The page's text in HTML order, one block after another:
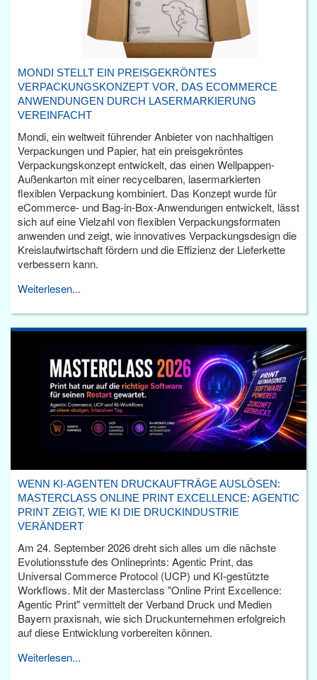
MONDI STELLT EIN PREISGEKRÖNTES
VERPACKUNGSKONZEPT VOR, DAS ECOMMERCE
ANWENDUNGEN DURCH LASERMARKIERUNG
VEREINFACHT
Mondi, ein weltweit führender Anbieter von nachhaltigen
Verpackungen und Papier, hat ein preisgekröntes
Verpackungskonzept entwickelt, das einen Wellpappen-
Außenkarton mit einer recycelbaren, lasermarkierten
flexiblen Verpackung kombiniert. Das Konzept wurde für
eCommerce- und Bag-in-Box-Anwendungen entwickelt, lässt
sich auf eine Vielzahl von flexiblen Verpackungsformaten
anwenden und zeigt, wie innovatives Verpackungsdesign die
Kreislaufwirtschaft fördern und die Effizienz der Lieferkette
verbessern kann.
Weiterlesen...
WENN KI-AGENTEN DRUCKAUFTRÄGE AUSLÖSEN:
MASTERCLASS ONLINE PRINT EXCELLENCE: AGENTIC
PRINT ZEIGT, WIE KI DIE DRUCKINDUSTRIE
VERÄNDERT
Am 24. September 2026 dreht sich alles um die nächste
Evolutionsstufe des Onlineprints: Agentic Print, das
Universal Commerce Protocol (UCP) und KI-gestützte
Workflows. Mit der Masterclass "Online Print Excellence:
Agentic Print" vermittelt der Verband Druck und Medien
Bayern praxisnah, wie sich Druckunternehmen erfolgreich
auf diese Entwicklung vorbereiten können.
Weiterlesen...